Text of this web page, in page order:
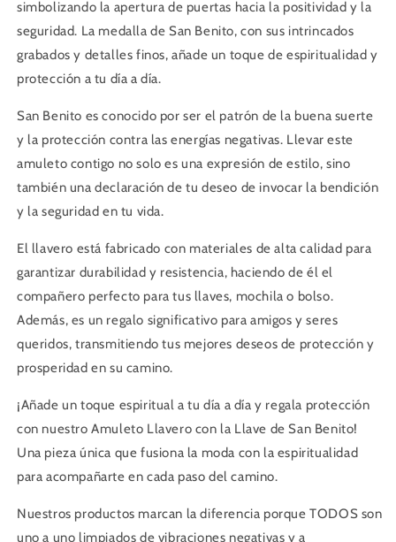
simbolizando la apertura de puertas hacia la positividad y la
seguridad. La medalla de San Benito, con sus intrincados
grabados y detalles finos, añade un toque de espiritualidad y
protección a tu día a día.
San Benito es conocido por ser el patrón de la buena suerte
y la protección contra las energías negativas. Llevar este
amuleto contigo no solo es una expresión de estilo, sino
también una declaración de tu deseo de invocar la bendición
y la seguridad en tu vida.
El llavero está fabricado con materiales de alta calidad para
garantizar durabilidad y resistencia, haciendo de él el
compañero perfecto para tus llaves, mochila o bolso.
Además, es un regalo significativo para amigos y seres
queridos, transmitiendo tus mejores deseos de protección y
prosperidad en su camino.
¡Añade un toque espiritual a tu día a día y regala protección
con nuestro Amuleto Llavero con la Llave de San Benito!
Una pieza única que fusiona la moda con la espiritualidad
para acompañarte en cada paso del camino.
Nuestros productos marcan la diferencia porque TODOS son
uno a uno limpiados de vibraciones negativas y a